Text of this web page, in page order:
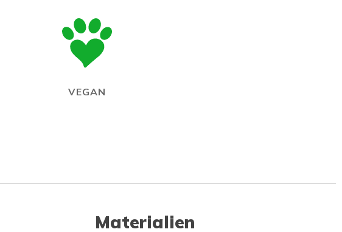
VEGAN
Materialien